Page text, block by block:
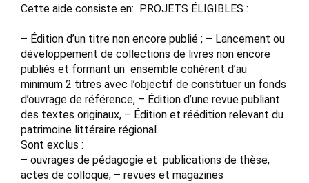
Cette aide consiste en: PROJETS ÉLIGIBLES :
– Édition d’un titre non encore publié ; – Lancement ou
développement de collections de livres non encore
publiés et formant un ensemble cohérent d’au
minimum 2 titres avec l’objectif de constituer un fonds
d’ouvrage de référence, – Édition d’une revue publiant
des textes originaux, – Édition et réédition relevant du
patrimoine littéraire régional.
Sont exclus :
– ouvrages de pédagogie et publications de thèse,
actes de colloque, – revues et magazines